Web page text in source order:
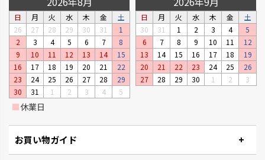
タウンプランター
す。
日 月 火 水 木 金
土
26
27 28 29 30 31
1
2
3 4 5 6 7
8
9
10 11 12 13 14
15
16
17 18 19 20 21
22
23
24 25 26 27 28
29
30
31 1 2 3 4 5
日 月 火 水 木 金
土
30
31 1 2 3 4
5
6
7 8 9 10 11
12
13
14 15 16 17 18
19
20
21 22 23 24 25
26
27
28 29 30 1 2 3
■休業日
お買い物ガイド